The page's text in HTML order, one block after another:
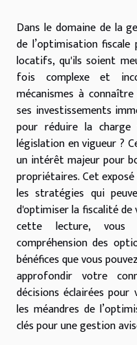
Dans le domaine de la
de l’optimisation
locatifs, qu'ils soient
fois complexe et
mécanismes à
ses investissements
pour réduire la
législation en vigueur ?
un intérêt majeur pour
propriétaires. Cet
les stratégies qui
d'optimiser la fiscalité de
cette lecture, vous
compréhension des
bénéfices que vous
approfondir votre
décisions éclairées
les méandres de
clés pour une gestion